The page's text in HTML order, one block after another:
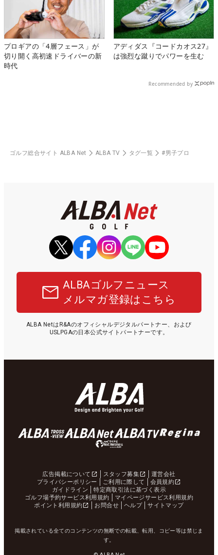
プロギアの「4層フェース」が
切り開く高初速ドライバーの新
時代
アディダス『コードカオス27』
は強烈な蹴りでパワーを生む
Recommended by
ゴルフ総合サイト ALBA Net ALBA TV タグ一覧 #男子プロ
ALBAゴルフニュース
メルマガ登録はこちら
ALBA NetはR&Aのオフィシャルデジタルパートナー、および
USLPGAの日本公式サイトパートナーです。
広告掲載について スタッフ募集
運営会社
プライバシーポリシー
ご利用に際して
会員規約
ガイドライン
特定商取引法に基づく表示
ゴルフ場予約サービス利用規約
マイページサービス利用規約
ポイント利用規約
お問合せ ヘルプ サイトマップ
掲載されている全てのコンテンツの無断での転載、転用、コピー等は禁じま
す。